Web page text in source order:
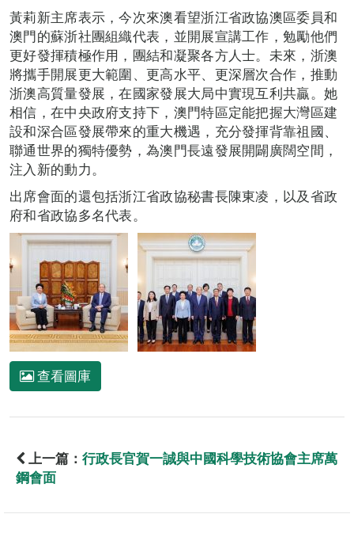
黃莉新主席表示，今次來澳看望浙江省政協澳區委員和
澳門的蘇浙社團組織代表，並開展宣講工作，勉勵他們
更好發揮積極作用，團結和凝聚各方人士。未來，浙澳
將攜手開展更大範圍、更高水平、更深層次合作，推動
浙澳高質量發展，在國家發展大局中實現互利共贏。她
相信，在中央政府支持下，澳門特區定能把握大灣區建
設和深合區發展帶來的重大機遇，充分發揮背靠祖國、
聯通世界的獨特優勢，為澳門長遠發展開闢廣闊空間，
注入新的動力。
出席會面的還包括浙江省政協秘書長陳東凌，以及省政
府和省政協多名代表。
查看圖庫
上一篇： 行政長官賀一誠與中國科學技術協會主席萬
鋼會面